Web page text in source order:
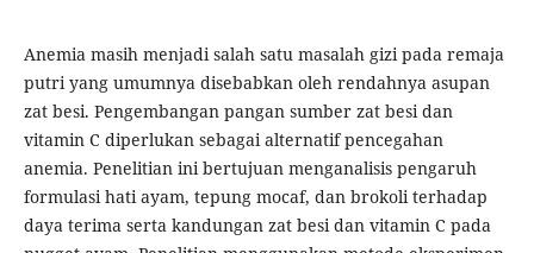
Anemia masih menjadi salah satu masalah gizi pada remaja
putri yang umumnya disebabkan oleh rendahnya asupan
zat besi. Pengembangan pangan sumber zat besi dan
vitamin C diperlukan sebagai alternatif pencegahan
anemia. Penelitian ini bertujuan menganalisis pengaruh
formulasi hati ayam, tepung mocaf, dan brokoli terhadap
daya terima serta kandungan zat besi dan vitamin C pada